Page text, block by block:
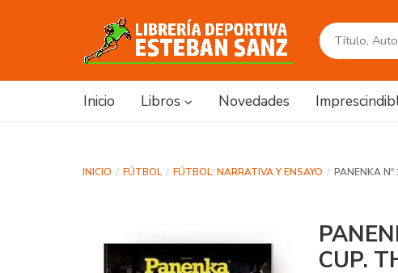
Inicio Libros Novedades
INICIO FÚTBOL FÚTBOL: NARRATIVA Y ENSAYO PANENKA
CUP.